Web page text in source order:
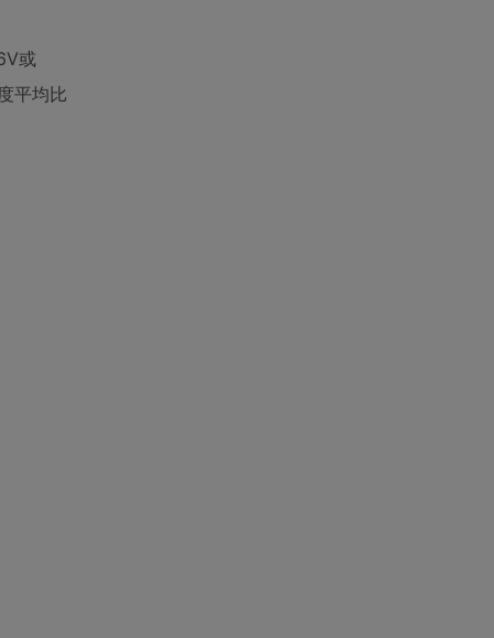
或
平均比